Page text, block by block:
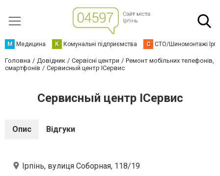
М Медицина К Комунальні підприємства С СТО/Шиномонтажі
Головна Довідник Сервісні центри
Ремонт мобільних телефонів,
смартфонів
Сервисный центр IСервис
Сервисный центр IСервис
Опис Відгуки
Ірпінь, вулиця Соборная, 118/19